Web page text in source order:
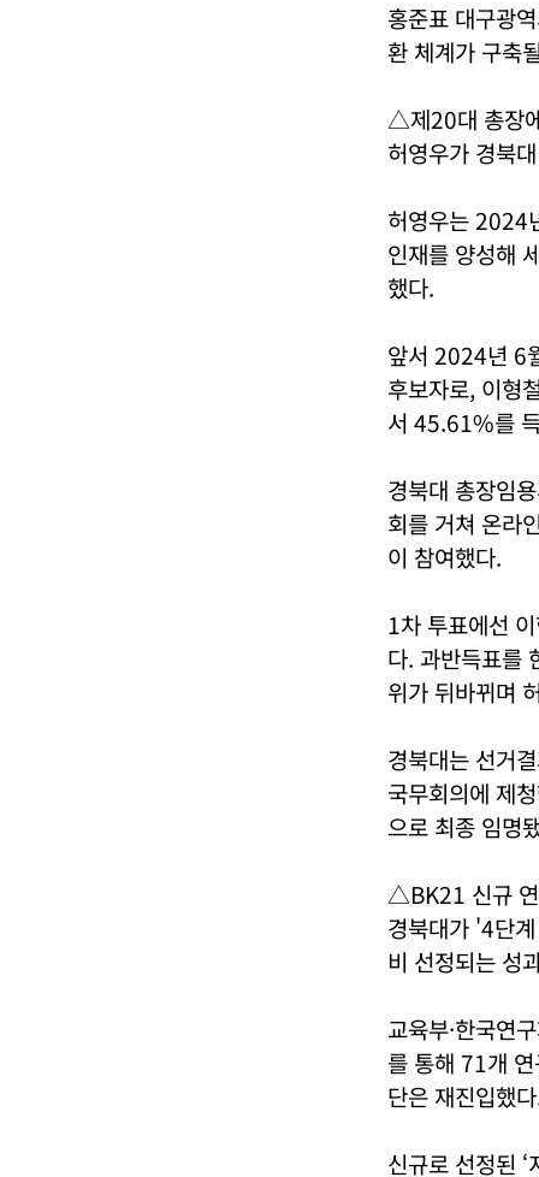
홍준표 대구광
환 체계가 구축
△제20대 총장
허영우가 경북
허영우는 2024
인재를 양성해
했다.
앞서 2024년 6
후보자로, 이형
서 45.61%를
경북대 총장임
회를 거쳐 온라
이 참여했다.
1차 투표에선
다. 과반득표를
위가 뒤바뀌며
경북대는 선거
국무회의에 제
으로 최종 임명
△BK21 신규
경북대가 '4단
비 선정되는 성
교육부·한국연
를 통해 71개
단은 재진입했
신규로 선정된